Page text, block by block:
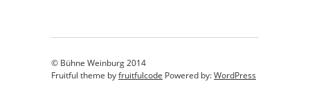
© Bühne Weinburg 2014
Fruitful theme byfruitfulcode Powered by:WordPress